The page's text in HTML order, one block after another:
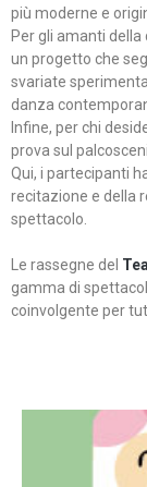
più moderne e
Per gli amanti della
un progetto che
svariate
danza
Infine, per chi
prova sul
Qui, i partecipanti
recitazione e della
spettacolo.
Le rassegne del
gamma di
coinvolgente per